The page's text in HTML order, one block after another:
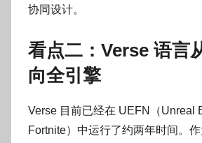
协同设计。
看点二：Verse 语言
向全引擎
Verse 目前已经在 UEFN（Unreal
Fortnite）中运行了约两年时间。